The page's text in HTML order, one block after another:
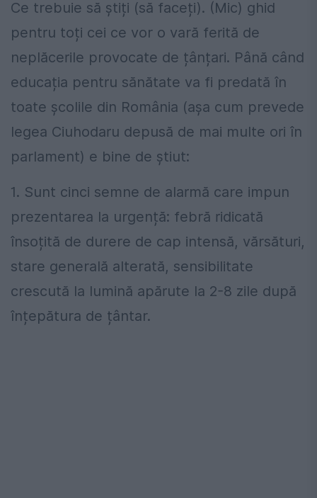
Ce trebuie să știți (să faceți). (Mic) ghid
pentru toți cei ce vor o vară ferită de
neplăcerile provocate de țânțari. Până când
educația pentru sănătate va fi predată în
toate școlile din România (așa cum prevede
legea Ciuhodaru depusă de mai multe ori în
parlament) e bine de știut:
1. Sunt cinci semne de alarmă care impun
prezentarea la urgență: febră ridicată
însoțită de durere de cap intensă, vărsături,
stare generală alterată, sensibilitate
crescută la lumină apărute la 2-8 zile după
înțepătura de țântar.